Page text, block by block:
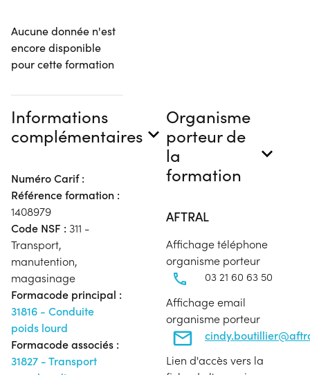
Aucune donnée n'est
encore disponible
pour cette formation
Informations
complémentaires
Numéro Carif :
Référence formation :
1408979
Code NSF : 311 -
Transport,
manutention,
magasinage
Formacode principal :
31816 - Conduite
poids lourd
Formacode associés :
31827 - Transport
Organisme
porteur de
la
formation
AFTRAL
Affichage téléphone
organisme porteur
03 21 60 63 50
Affichage email
organisme porteur
Lien d'accès vers la